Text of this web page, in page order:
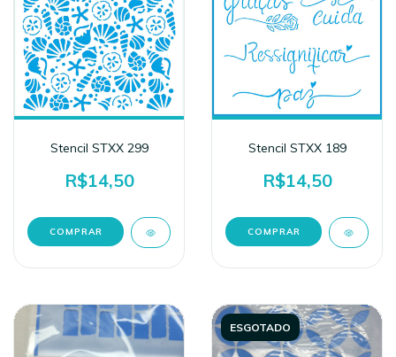
Stencil STXX 299
R$14,50
Stencil STXX 189
R$14,50
ESGOTADO